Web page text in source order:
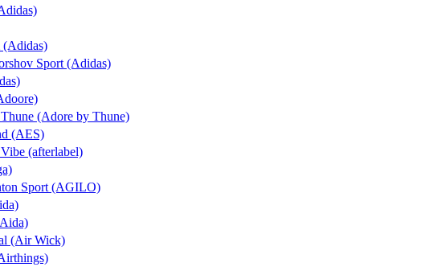
(Adidas)
Sport (Adidas)
(Adore by Thune)
(AES)
(afterlabel)
Sport (AGILO)
(Air Wick)